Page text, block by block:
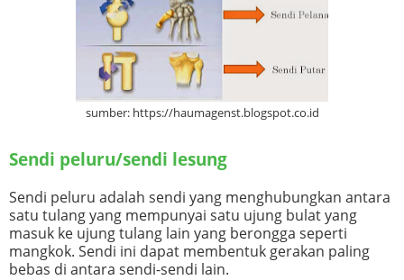
sumber: https://haumagenst.blogspot.co.id
Sendi peluru/sendi lesung
Sendi peluru adalah sendi yang menghubungkan antara
satu tulang yang mempunyai satu ujung bulat yang
masuk ke ujung tulang lain yang berongga seperti
mangkok. Sendi ini dapat membentuk gerakan paling
bebas di antara sendi-sendi lain.